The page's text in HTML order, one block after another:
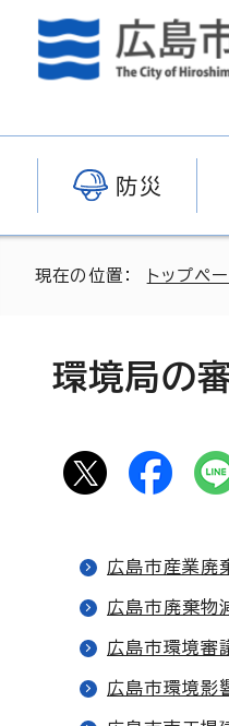
防災
現在の位置： トップペ
環境局の
広島市産業廃
広島市廃棄物
広島市環境審
広島市環境影